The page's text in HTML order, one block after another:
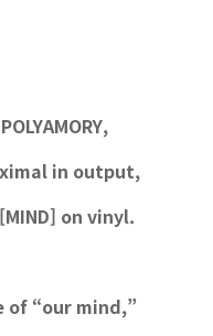
in output,
on vinyl.
“our mind,”